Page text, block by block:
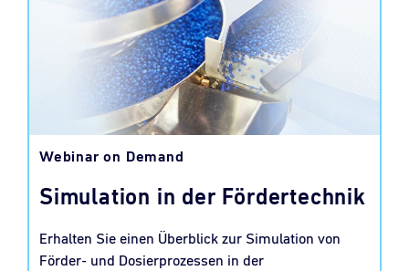
Webinar on Demand
Simulation in der Fördertechnik
Erhalten Sie einen Überblick zur Simulation von
Förder- und Dosierprozessen in der